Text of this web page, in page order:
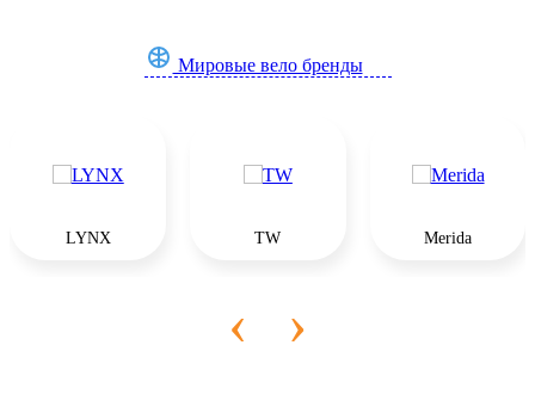
Мировые вело бренды
LYNX TW Merida
‹ ›